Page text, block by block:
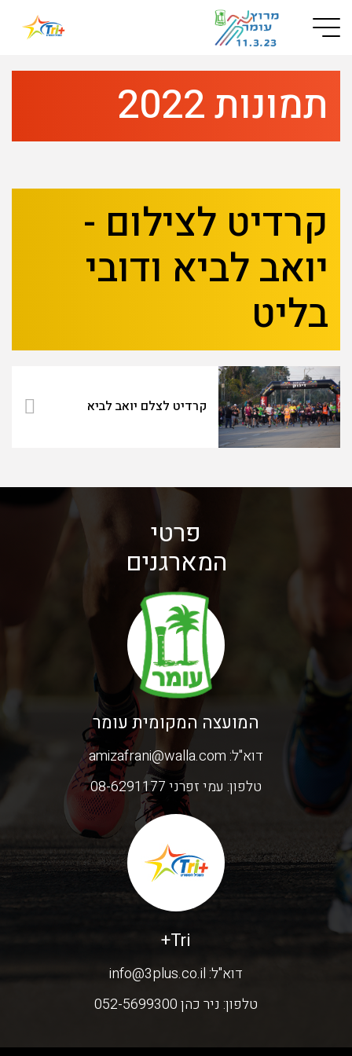
Button used only for devices with a small screen
תמונות 2022
קרדיט לצילום -
יואב לביא ודובי
בליט
קרדיט לצלם יואב לביא
פרטי
המארגנים
המועצה המקומית עומר
דוא"ל: amizafrani@walla.com
טלפון: עמי זפרני 08-6291177
Tri+
דוא"ל:info@3plus.co.il
טלפון: ניר כהן 052-5699300